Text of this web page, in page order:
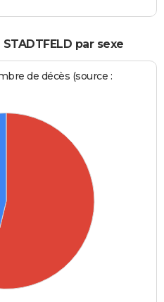
par sexe
de décès (source :